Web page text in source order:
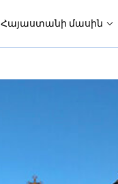
Հայաստանի մասին